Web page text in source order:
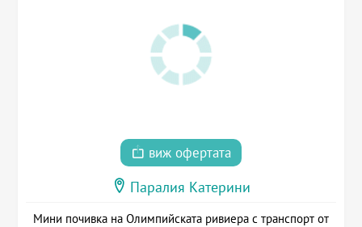
виж офертата
Паралия Катерини
Мини почивка на Олимпийската ривиера с транспорт от